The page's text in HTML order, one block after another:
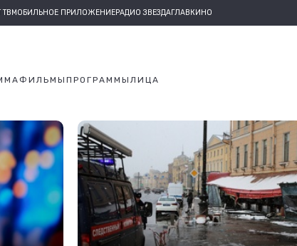
ТВМОБИЛЬНОЕ ПРИЛОЖЕНИЕРАДИО ЗВЕЗДАГЛАВКИНО
ФИЛЬМЫ ПРОГРАММЫ ЛИЦА